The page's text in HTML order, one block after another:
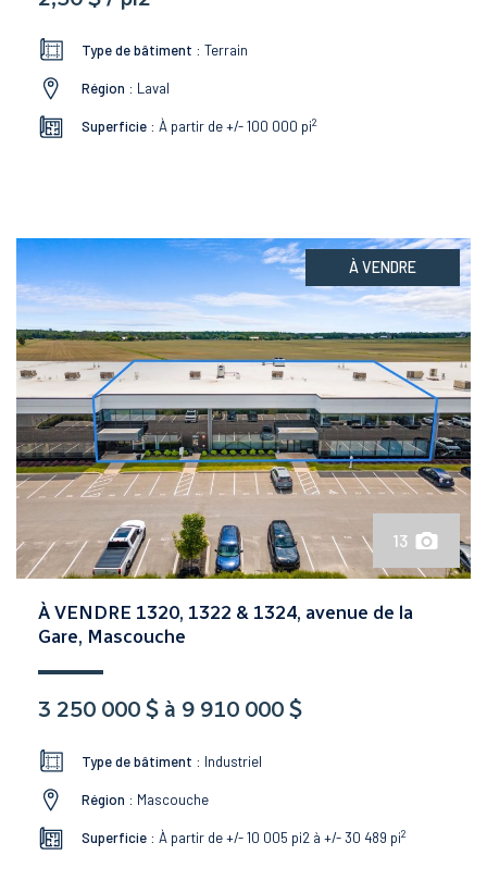
Type de bâtiment : Terrain
Région : Laval
Superficie : À partir de +/- 100 000 pi2
À VENDRE
13
À VENDRE 1320, 1322 & 1324, avenue de la
Gare, Mascouche
3 250 000 $ à 9 910 000 $
Type de bâtiment : Industriel
Région : Mascouche
Superficie : À partir de +/- 10 005 pi2 à +/- 30 489 pi2